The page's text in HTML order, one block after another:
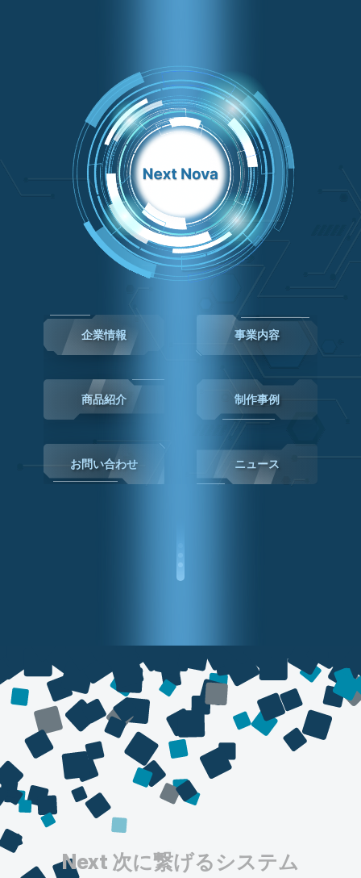
企業情報
商品紹介
お問い合わせ
事業内容
制作事例
ニュース
Next 次に繋げるシステム